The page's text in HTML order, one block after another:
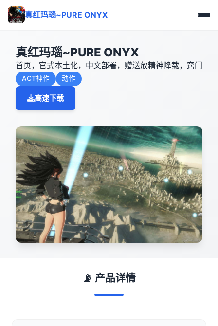
真红玛瑙~PURE ONYX
真红玛瑙~PURE ONYX
首页，官式本土化，中文部署，赠送放精神降载，窍门
ACT神作 动作
高速下载
📡 产品详情